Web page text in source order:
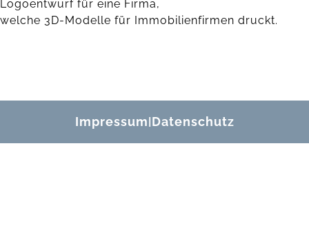
Logoentwurf für eine Firma,
welche 3D-Modelle für Immobilienfirmen druckt.
Impressum Datenschutz